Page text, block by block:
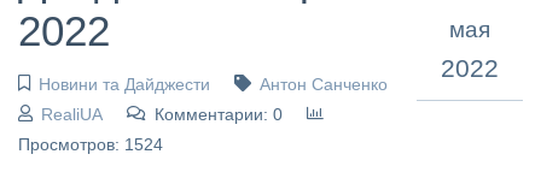
2022
Новини та Дайджести
Антон Санченко
RealiUA
Комментарии: 0
Просмотров: 1524
мая
2022